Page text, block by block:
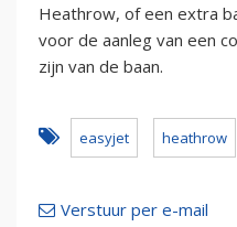
Heathrow, of een extra
voor de aanleg van een
zijn van de baan.
easyjet heathrow
Verstuur per e-mail